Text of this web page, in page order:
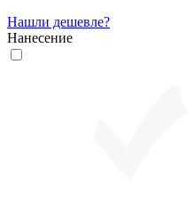
Нашли дешевле?
Нанесение